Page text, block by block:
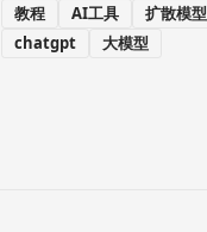
教程
AI工具 扩散模型
chatgpt
大模型